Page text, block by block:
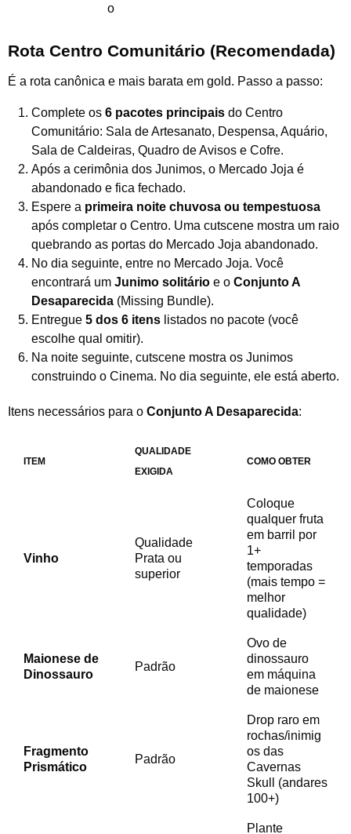
o
Rota Centro Comunitário (Recomendada)
É a rota canônica e mais barata em gold. Passo a passo:
Complete os 6 pacotes principais do Centro
Comunitário: Sala de Artesanato, Despensa, Aquário,
Sala de Caldeiras, Quadro de Avisos e Cofre.
Após a cerimônia dos Junimos, o Mercado Joja é
abandonado e fica fechado.
Espere a primeira noite chuvosa ou tempestuosa
após completar o Centro. Uma cutscene mostra um raio
quebrando as portas do Mercado Joja abandonado.
No dia seguinte, entre no Mercado Joja. Você
encontrará um Junimo solitário e o Conjunto A
Desaparecida (Missing Bundle).
Entregue 5 dos 6 itens listados no pacote (você
escolhe qual omitir).
Na noite seguinte, cutscene mostra os Junimos
construindo o Cinema. No dia seguinte, ele está aberto.
Itens necessários para o Conjunto A Desaparecida:
ITEM
QUALIDADE
EXIGIDA
COMO OBTER
Vinho
Qualidade
Prata ou
superior
Coloque
qualquer fruta
em barril por
1+
temporadas
(mais tempo =
melhor
qualidade)
Maionese de
Dinossauro
Padrão
Ovo de
dinossauro
em máquina
de maionese
Fragmento
Prismático
Padrão
Drop raro em
rochas/inimig
os das
Cavernas
Skull (andares
100+)
Plante